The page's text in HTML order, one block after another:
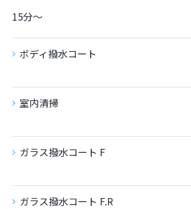
15分〜
ボディ撥水コート
室内清掃
ガラス撥水コート F
ガラス撥水コート F.R